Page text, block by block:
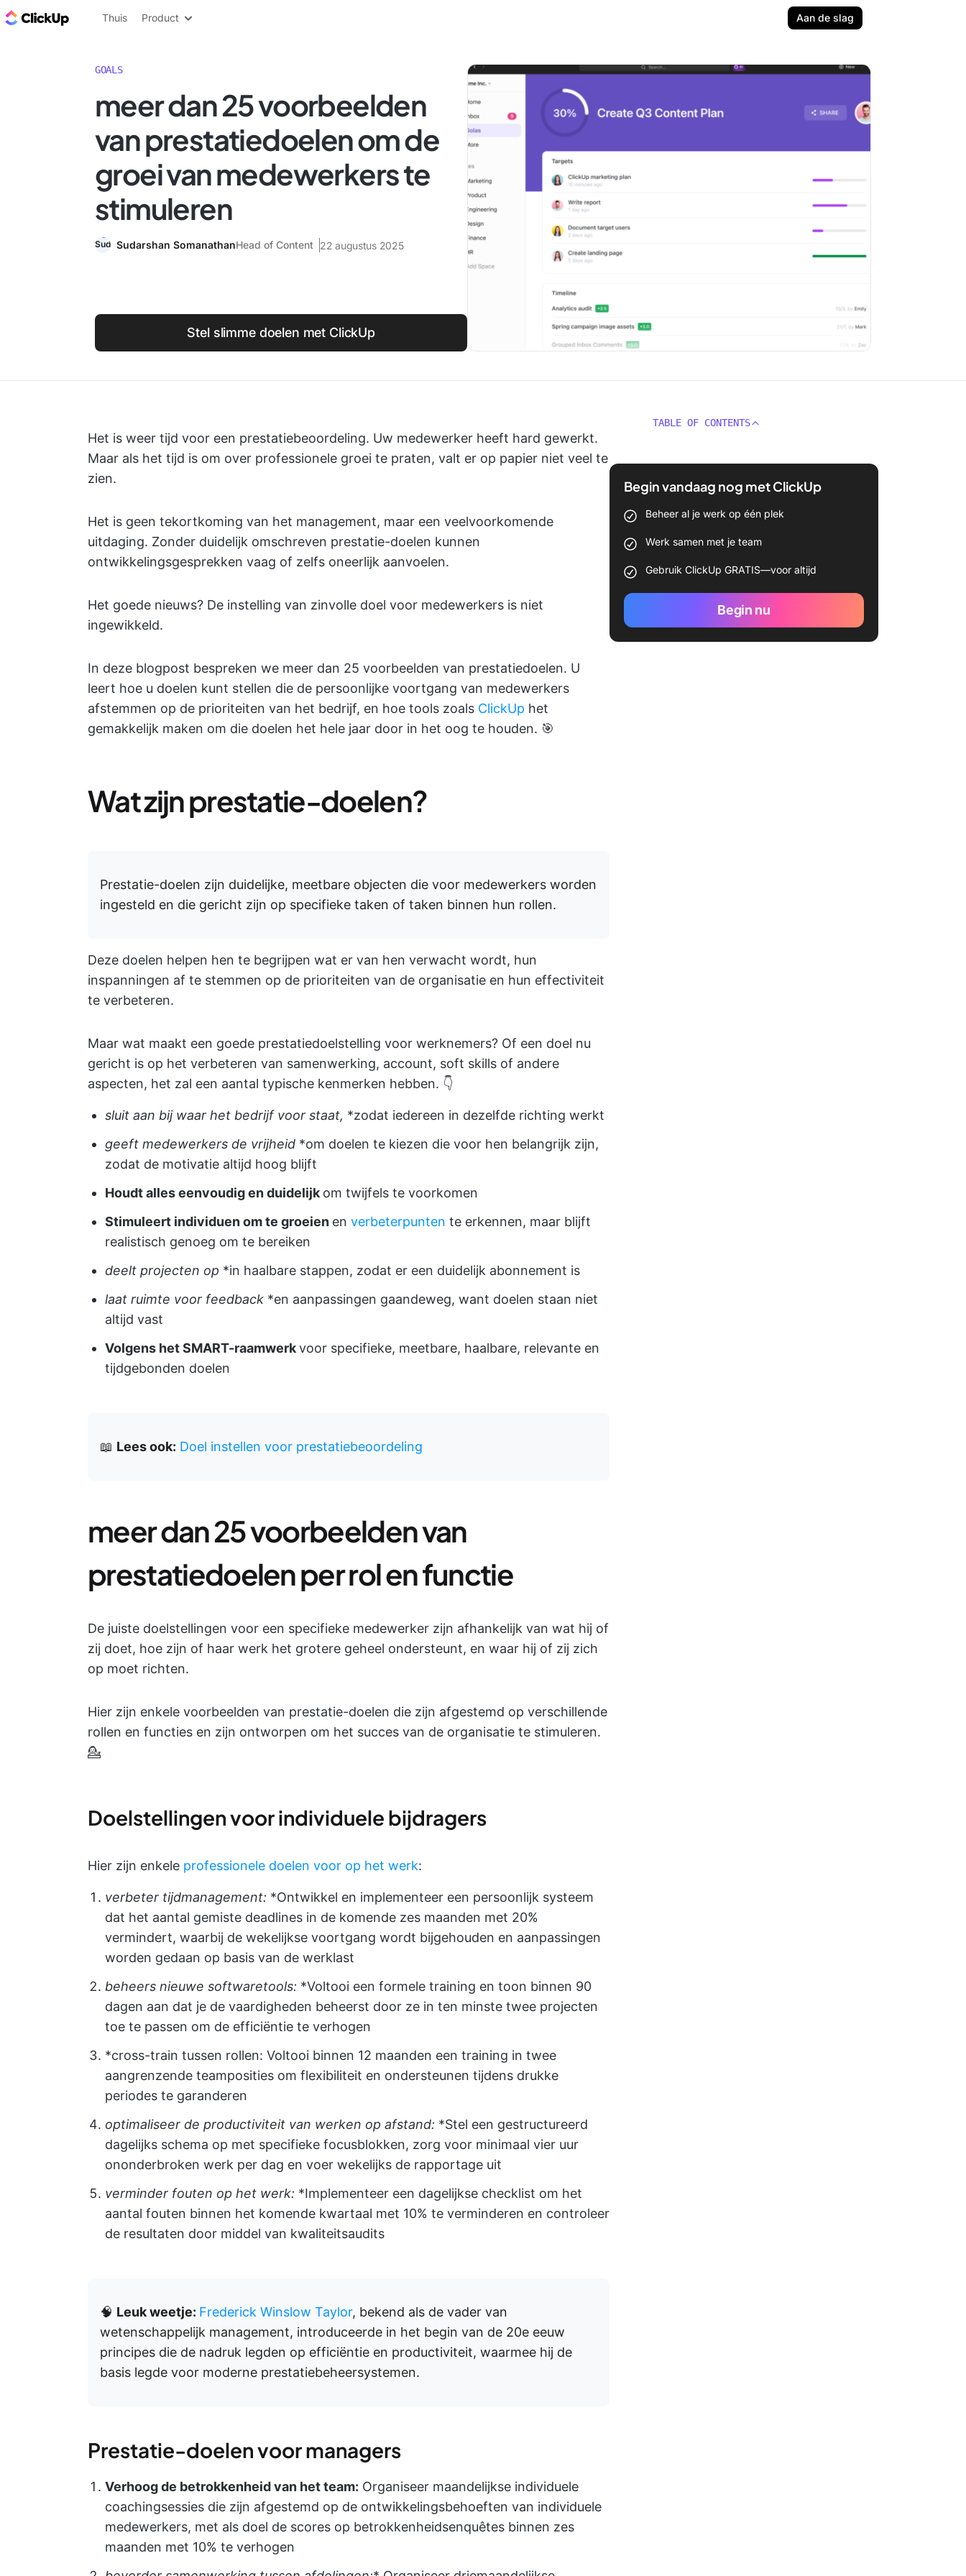
ClickUp Blog
Thuis Product Aan de slag
GOALS
meer dan 25 voorbeelden
van prestatiedoelen om de
groei van medewerkers te
stimuleren
Sudarshan SomanathanHead of Content 22 augustus 2025
Stel slimme doelen met ClickUp
Het is weer tijd voor een prestatiebeoordeling. Uw medewerker heeft hard gewerkt.
Maar als het tijd is om over professionele groei te praten, valt er op papier niet veel te
zien.
Het is geen tekortkoming van het management, maar een veelvoorkomende
uitdaging. Zonder duidelijk omschreven prestatie-doelen kunnen
ontwikkelingsgesprekken vaag of zelfs oneerlijk aanvoelen.
Het goede nieuws? De instelling van zinvolle doel voor medewerkers is niet
ingewikkeld.
In deze blogpost bespreken we meer dan 25 voorbeelden van prestatiedoelen. U
leert hoe u doelen kunt stellen die de persoonlijke voortgang van medewerkers
afstemmen op de prioriteiten van het bedrijf, en hoe tools zoals ClickUp het
gemakkelijk maken om die doelen het hele jaar door in het oog te houden. 🎯
Wat zijn prestatie-doelen?
Prestatie-doelen zijn duidelijke, meetbare objecten die voor medewerkers worden
ingesteld en die gericht zijn op specifieke taken of taken binnen hun rollen.
Deze doelen helpen hen te begrijpen wat er van hen verwacht wordt, hun
inspanningen af te stemmen op de prioriteiten van de organisatie en hun effectiviteit
te verbeteren.
Maar wat maakt een goede prestatiedoelstelling voor werknemers? Of een doel nu
gericht is op het verbeteren van samenwerking, account, soft skills of andere
aspecten, het zal een aantal typische kenmerken hebben. 👇
sluit aan bij waar het bedrijf voor staat, *zodat iedereen in dezelfde richting werkt
geeft medewerkers de vrijheid *om doelen te kiezen die voor hen belangrijk zijn,
zodat de motivatie altijd hoog blijft
Houdt alles eenvoudig en duidelijk om twijfels te voorkomen
Stimuleert individuen om te groeien en verbeterpunten te erkennen, maar blijft
realistisch genoeg om te bereiken
deelt projecten op *in haalbare stappen, zodat er een duidelijk abonnement is
laat ruimte voor feedback *en aanpassingen gaandeweg, want doelen staan niet
altijd vast
Volgens het SMART-raamwerkvoor specifieke, meetbare, haalbare, relevante en
tijdgebonden doelen
📖 Lees ook: Doel instellen voor prestatiebeoordeling
meer dan 25 voorbeelden van
prestatiedoelen per rol en functie
De juiste doelstellingen voor een specifieke medewerker zijn afhankelijk van wat hij of
zij doet, hoe zijn of haar werk het grotere geheel ondersteunt, en waar hij of zij zich
op moet richten.
Hier zijn enkele voorbeelden van prestatie-doelen die zijn afgestemd op verschillende
rollen en functies en zijn ontworpen om het succes van de organisatie te stimuleren.
💁
Doelstellingen voor individuele bijdragers
Hier zijn enkele professionele doelen voor op het werk:
verbeter tijdmanagement: *Ontwikkel en implementeer een persoonlijk systeem
dat het aantal gemiste deadlines in de komende zes maanden met 20%
vermindert, waarbij de wekelijkse voortgang wordt bijgehouden en aanpassingen
worden gedaan op basis van de werklast
beheers nieuwe softwaretools: *Voltooi een formele training en toon binnen 90
dagen aan dat je de vaardigheden beheerst door ze in ten minste twee projecten
toe te passen om de efficiëntie te verhogen
*cross-train tussen rollen: Voltooi binnen 12 maanden een training in twee
aangrenzende teamposities om flexibiliteit en ondersteunen tijdens drukke
periodes te garanderen
optimaliseer de productiviteit van werken op afstand: *Stel een gestructureerd
dagelijks schema op met specifieke focusblokken, zorg voor minimaal vier uur
ononderbroken werk per dag en voer wekelijks de rapportage uit
verminder fouten op het werk: *Implementeer een dagelijkse checklist om het
aantal fouten binnen het komende kwartaal met 10% te verminderen en controleer
de resultaten door middel van kwaliteitsaudits
🧠 Leuk weetje: Frederick Winslow Taylor, bekend als de vader van
wetenschappelijk management, introduceerde in het begin van de 20e eeuw
principes die de nadruk legden op efficiëntie en productiviteit, waarmee hij de
basis legde voor moderne prestatiebeheersystemen.
Prestatie-doelen voor managers
Verhoog de betrokkenheid van het team: Organiseer maandelijkse individuele
coachingsessies die zijn afgestemd op de ontwikkelingsbehoeften van individuele
medewerkers, met als doel de scores op betrokkenheidsenquêtes binnen zes
maanden met 10% te verhogen
TABLE OF CONTENTS
Begin vandaag nog met ClickUp
Beheer al je werk op één plek
Werk samen met je team
Gebruik ClickUp GRATIS—voor altijd
Begin nu